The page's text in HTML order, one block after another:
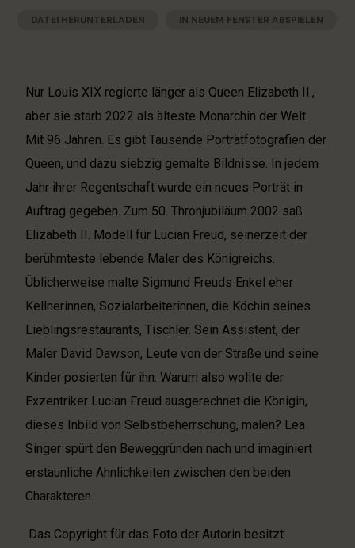
Apple Podcasts Deezer
RSS FEED
SHARE
EMBED
DATEI HERUNTERLADEN
IN NEUEM FENSTER ABSPIELEN
Nur Louis XIX regierte länger als Queen Elizabeth II.,
aber sie starb 2022 als älteste Monarchin der Welt.
Mit 96 Jahren. Es gibt Tausende Porträtfotografien der
Queen, und dazu siebzig gemalte Bildnisse. In jedem
Jahr ihrer Regentschaft wurde ein neues Porträt in
Auftrag gegeben. Zum 50. Thronjubiläum 2002 saß
Elizabeth II. Modell für Lucian Freud, seinerzeit der
berühmteste lebende Maler des Königreichs.
Üblicherweise malte Sigmund Freuds Enkel eher
Kellnerinnen, Sozialarbeiterinnen, die Köchin seines
Lieblingsrestaurants, Tischler. Sein Assistent, der
Maler David Dawson, Leute von der Straße und seine
Kinder posierten für ihn. Warum also wollte der
Exzentriker Lucian Freud ausgerechnet die Königin,
dieses Inbild von Selbstbeherrschung, malen? Lea
Singer spürt den Beweggründen nach und imaginiert
erstaunliche Ähnlichkeiten zwischen den beiden
Charakteren.
Das Copyright für das Foto der Autorin besitzt